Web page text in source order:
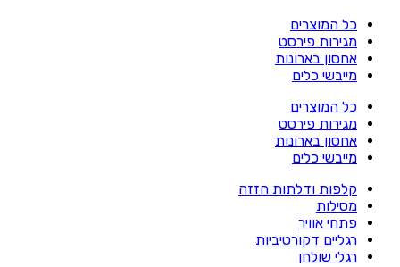
כל המוצרים
מגירות פירסט
אחסון בארונות
מייבשי כלים
כל המוצרים
מגירות פירסט
אחסון בארונות
מייבשי כלים
קלפות ודלתות הזזה
מסילות
פתחי אוויר
רגליים דקורטיביות
רגלי שולחן